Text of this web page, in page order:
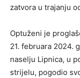
zatvora u trajanju
Optuženi je
21. februara 2024.
naselju Lipnica, u
strijelu, pogodio